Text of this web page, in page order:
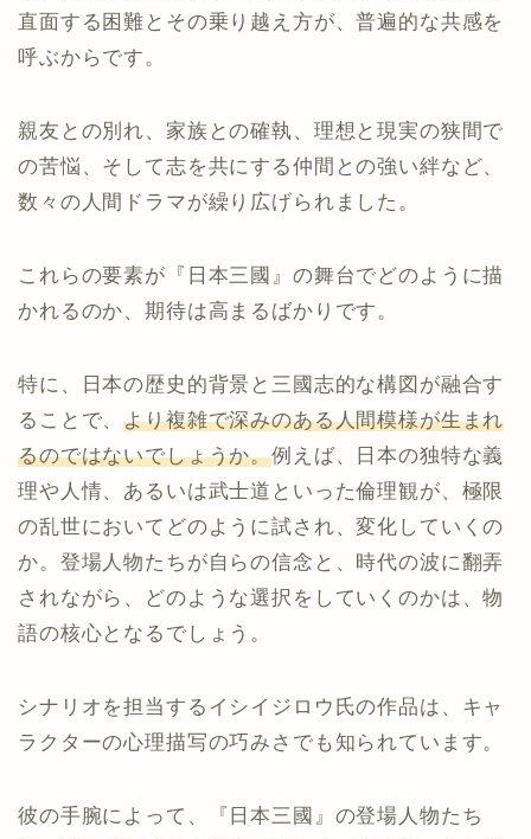
直面する困難とその乗り越え方が、普遍的な共感を
呼ぶからです。
親友との別れ、家族との確執、理想と現実の狭間で
の苦悩、そして志を共にする仲間との強い絆など、
数々の人間ドラマが繰り広げられました。
これらの要素が『日本三國』の舞台でどのように描
かれるのか、期待は高まるばかりです。
特に、日本の歴史的背景と三國志的な構図が融合す
ることで、より複雑で深みのある人間模様が生まれ
るのではないでしょうか。例えば、日本の独特な義
理や人情、あるいは武士道といった倫理観が、極限
の乱世においてどのように試され、変化していくの
か。登場人物たちが自らの信念と、時代の波に翻弄
されながら、どのような選択をしていくのかは、物
語の核心となるでしょう。
シナリオを担当するイシイジロウ氏の作品は、キャ
ラクターの心理描写の巧みさでも知られています。
彼の手腕によって、『日本三國』の登場人物たち